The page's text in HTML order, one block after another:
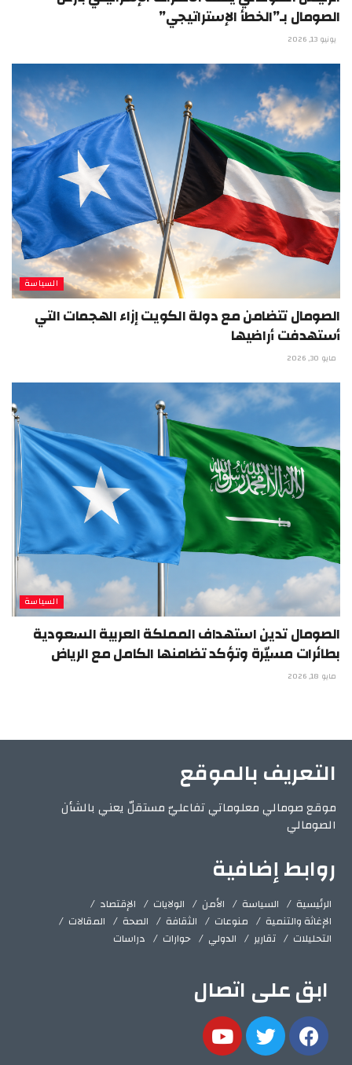
الصومال بـ”الخطأ الإستراتيجي”
يونيو 13, 2026
السياسة
الصومال تتضامن مع دولة الكويت إزاء الهجمات التي
أستهدفت أراضيها
مايو 30, 2026
السياسة
الصومال تدين استهداف المملكة العربية السعودية
بطائرات مسيّرة وتؤكد تضامنها الكامل مع الرياض
مايو 18, 2026
التعريف بالموقع
موقع صومالي معلوماتي تفاعليّ مستقلّ يعني بالشأن
الصومالي
روابط إضافية
الرئيسية السياسة الأمن الولايات
الإقتصاد
الإغاثة والتنمية
منوعات الثقافة الصحة
المقالات
التحليلات
تقارير الدولي حوارات دراسات
ابق على اتصال